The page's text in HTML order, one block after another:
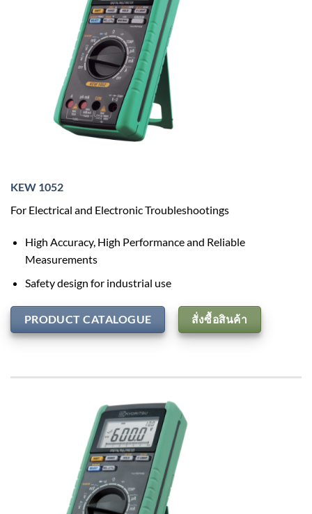
KEW 1052
For Electrical and Electronic Troubleshootings
High Accuracy, High Performance and Reliable
Measurements
Safety design for industrial use
PRODUCT CATALOGUE สั่งซื้อสินค้า